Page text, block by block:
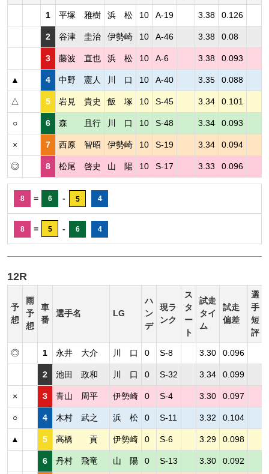
1 平塚 雅樹 浜 松 10 A-19 3.38 0.126
2 谷津 圭治 伊勢崎 10 A-46 3.38 0.08
3 藤波 直也 浜 松 10 A-6 3.38 0.093
▲ 4 中野 憲人 川 口 10 A-40 3.35 0.088
△ 5 岩見 貴史 飯 塚 10 S-45 3.34 0.101
○ 6 森 且行 川 口 10 S-48 3.34 0.093
× 7 西原 智昭 伊勢崎 10 S-19 3.34 0.094
◎ 8 松尾 啓史 山 陽 10 S-17 3.33 0.096
8 = 6 - 5 4
8 = 5 - 6 4
12R
予
想
雨
予
想
車
番
選手名 LG
ハ
ン
デ
現ラ
ンク
ス
タ
ー
ト
試走
タイ
ム
試走
偏差
選
手
短
評
◎ 1 永井 大介 川 口 0 S-8 3.30 0.096
2 池田 政和 川 口 0 S-32 3.34 0.099
× 3 青山 周平 伊勢崎 0 S-4 3.30 0.097
○ 4 木村 武之 浜 松 0 S-11 3.32 0.104
▲ 5 高橋 貢 伊勢崎 0 S-6 3.29 0.098
6 丹村 飛竜 山 陽 0 S-13 3.30 0.092